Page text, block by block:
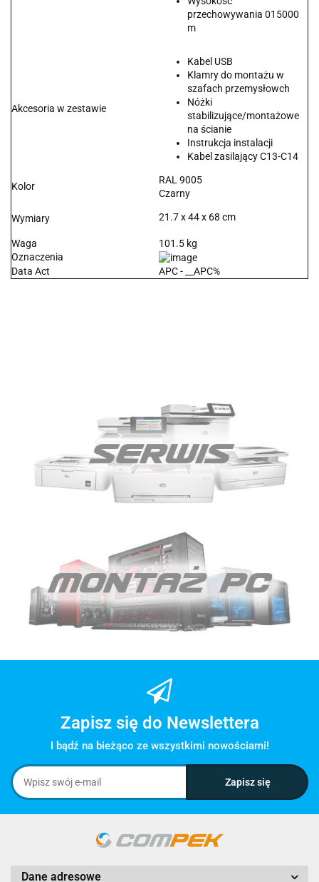
przechowywania 015000
m
Akcesoria w zestawie
Kabel USB
Klamry do montażu w
szafach przemysłowch
Nóżki
stabilizujące/montażowe
na ścianie
Instrukcja instalacji
Kabel zasilający C13-C14
Kolor
RAL 9005
Czarny
Wymiary 21.7 x 44 x 68 cm
Waga
101.5 kg
Oznaczenia
Data Act
APC - __APC%
Zapisz się do Newslettera
I bądź na bieżąco ze wszystkimi nowościami!
Dane adresowe